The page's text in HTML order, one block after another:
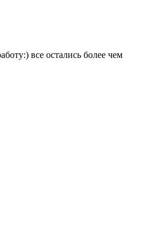
все остались более чем